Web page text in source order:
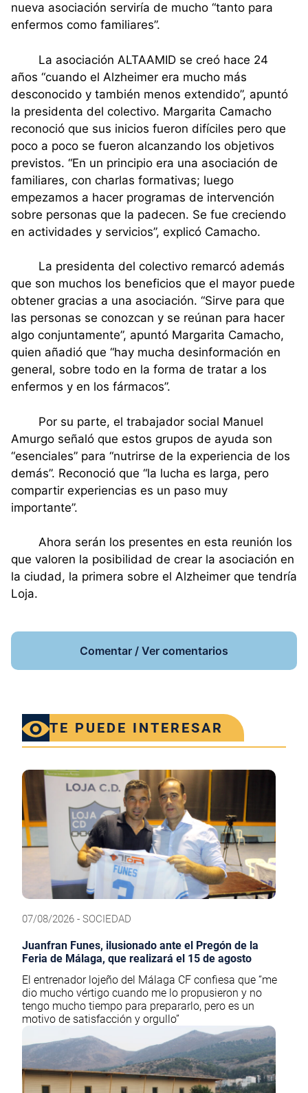
nueva asociación serviría de mucho “tanto para
enfermos como familiares”.
La asociación ALTAAMID se creó hace 24
años “cuando el Alzheimer era mucho más
desconocido y también menos extendido”, apuntó
la presidenta del colectivo. Margarita Camacho
reconoció que sus inicios fueron difíciles pero que
poco a poco se fueron alcanzando los objetivos
previstos. “En un principio era una asociación de
familiares, con charlas formativas; luego
empezamos a hacer programas de intervención
sobre personas que la padecen. Se fue creciendo
en actividades y servicios”, explicó Camacho.
La presidenta del colectivo remarcó además
que son muchos los beneficios que el mayor puede
obtener gracias a una asociación. “Sirve para que
las personas se conozcan y se reúnan para hacer
algo conjuntamente”, apuntó Margarita Camacho,
quien añadió que “hay mucha desinformación en
general, sobre todo en la forma de tratar a los
enfermos y en los fármacos”.
Por su parte, el trabajador social Manuel
Amurgo señaló que estos grupos de ayuda son
“esenciales” para “nutrirse de la experiencia de los
demás”. Reconoció que “la lucha es larga, pero
compartir experiencias es un paso muy
importante”.
Ahora serán los presentes en esta reunión los
que valoren la posibilidad de crear la asociación en
la ciudad, la primera sobre el Alzheimer que tendría
Loja.
Comentar / Ver comentarios
TE PUEDE INTERESAR
07/08/2026 - SOCIEDAD
Juanfran Funes, ilusionado ante el Pregón de la
Feria de Málaga, que realizará el 15 de agosto
El entrenador lojeño del Málaga CF confiesa que “me
dio mucho vértigo cuando me lo propusieron y no
tengo mucho tiempo para prepararlo, pero es un
motivo de satisfacción y orgullo”